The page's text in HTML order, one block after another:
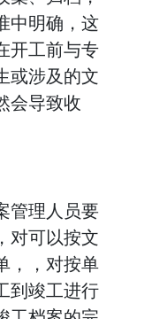
中明确，这
开工前与专
或涉及的文
会导致收
管理人员要
对可以按文
，，对按单
到竣工进行